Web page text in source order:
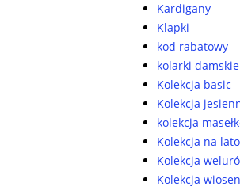
Kardigany
Klapki
kod rabatowy
kolarki damskie
Kolekcja basic
Kolekcja
kolekcja
Kolekcja na lato
Kolekcja
Kolekcja